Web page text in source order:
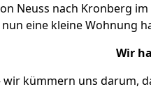
Neuss nach Kronberg
nun eine kleine Wohnung
Wir
wir kümmern uns darum,